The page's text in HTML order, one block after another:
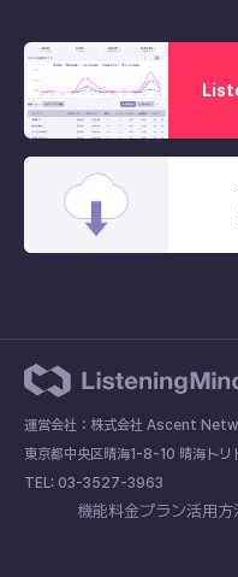
運営会社：株式会社 Ascent
東京都中央区晴海1-8-10 晴海トリ
TEL: 03-3527-3963
機能料金プラン活用方